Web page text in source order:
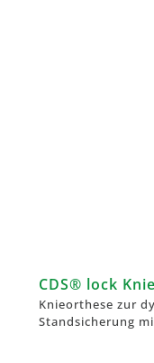
CDS® lock
Knieorthese zur
Standsicherung